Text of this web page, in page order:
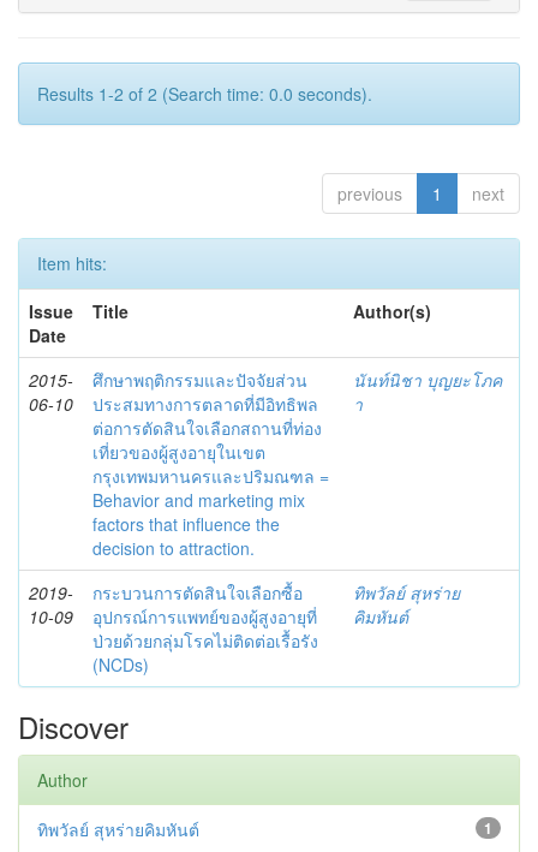
Results 1-2 of 2 (Search time: 0.0 seconds).
previous 1 next
Item hits:
Issue
Date
Title Author(s)
2015-
06-10
ศึกษาพฤติกรรมและปัจจัยส่วน
ประสมทางการตลาดที่มีอิทธิพล
ต่อการตัดสินใจเลือกสถานที่ท่อง
เที่ยวของผู้สูงอายุในเขต
กรุงเทพมหานครและปริมณฑล =
Behavior and marketing mix
factors that influence the
decision to attraction.
นันท์นิชา บุญยะโภค
า
2019-
10-09
กระบวนการตัดสินใจเลือกซื้อ
อุปกรณ์การแพทย์ของผู้สูงอายุที่
ป่วยด้วยกลุ่มโรคไม่ติดต่อเรื้อรัง
(NCDs)
ทิพวัลย์ สุหร่าย
คิมหันต์
Discover
Author
1
ทิพวัลย์ สุหร่ายคิมหันต์